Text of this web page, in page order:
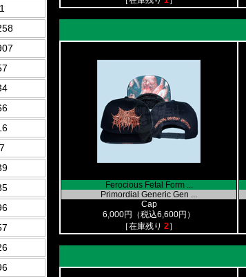
1
7
Ferocious Fetal Form ...
Primordial Generic Gen ...
Cap
6,000円（税込6,600円）
［在庫残り 2］